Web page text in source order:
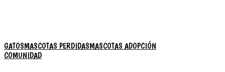
GATOSMASCOTAS PERDIDASMASCOTAS ADOPCIÓN
COMUNIDAD